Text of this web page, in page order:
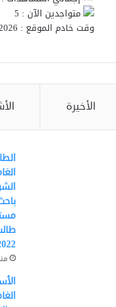
متواجدين الآن : 5
وقت خادم الموقع : 2026-08-07
الأخيرة
منذ